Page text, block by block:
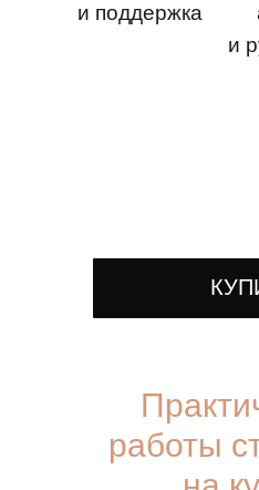
и поддержка
и
работы